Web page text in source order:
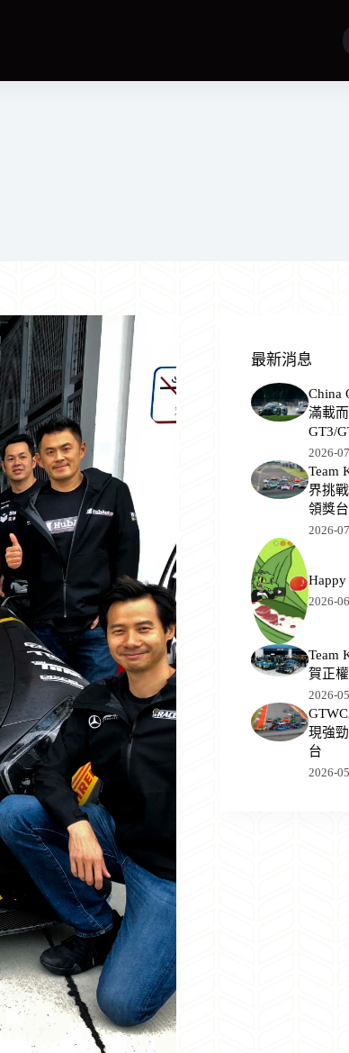
最新消息
China
滿載
GT3/
2026-
Team
界挑
領獎台
2026-
Happy
2026-
Team
賀正
2026-
現強
台
2026-